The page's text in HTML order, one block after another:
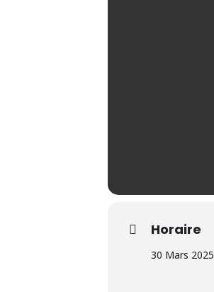
Horaire
30 Mars 2025